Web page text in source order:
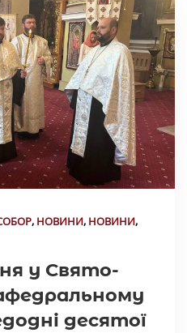
, НОВИНИ, НОВИНИ,
у Свято-
десятої